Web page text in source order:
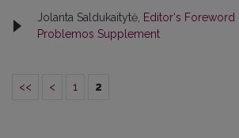
Jolanta Saldukaitytė, Editor‘s Foreword
Problemos Supplement
<< < 1 2